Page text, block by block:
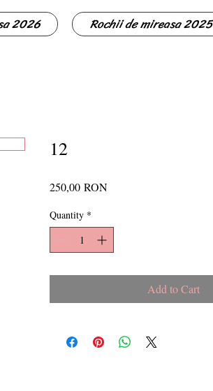
2026 Rochii de mireasa 2025
12
250,00 RONPrice
Quantity *
Add to Cart